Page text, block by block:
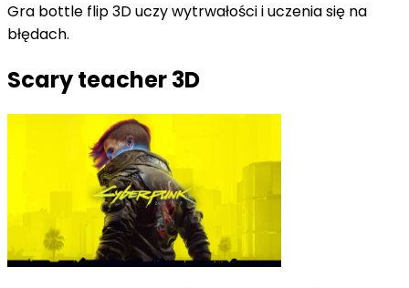
Gra bottle flip 3D uczy wytrwałości i uczenia się na
błędach.
Scary teacher 3D